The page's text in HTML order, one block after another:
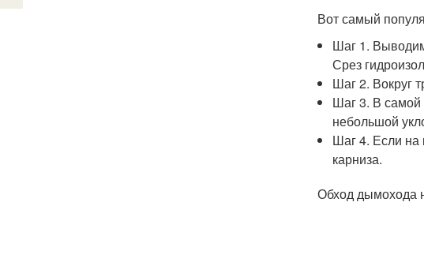
Вот самый
Шаг 1.
Срез
Шаг 2. Вокруг
Шаг 3. В самой
небольшой
Шаг 4. Если на
карниза.
Обход дымохода